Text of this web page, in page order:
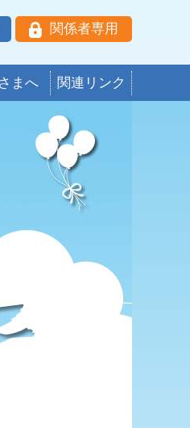
関係者専用
まへ 関連リンク